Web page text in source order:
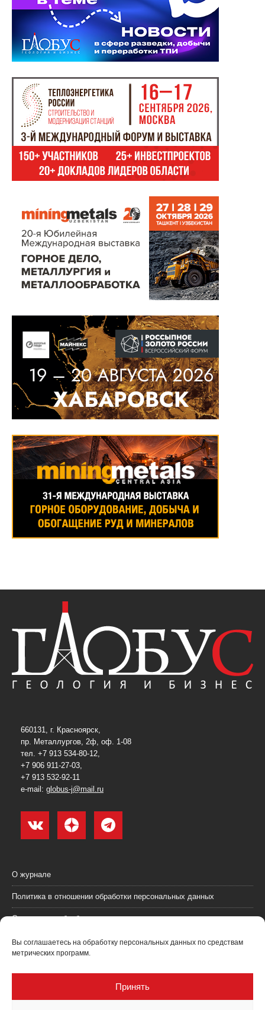
Вы соглашаетесь на обработку персональных данных по средствам
метрических программ.
Принять
660131, г. Красноярск,
пр. Металлургов, 2ф, оф. 1-08
тел. +7 913 534-80-12,
+7 906 911-27-03,
+7 913 532-92-11
e-mail: globus-j@mail.ru
О журнале
Политика в отношении обработки персональных данных
Согласие на обработку персональных данных
Пользовательское соглашение (оферта)